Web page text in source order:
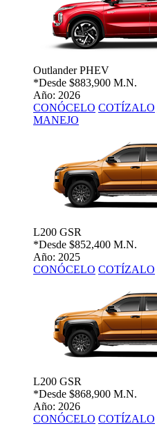
Outlander PHEV
*Desde $883,900 M.N.
Año: 2026
CONÓCELO COTÍZALO
MANEJO
L200 GSR
*Desde $852,400 M.N.
Año: 2025
CONÓCELO COTÍZALO
L200 GSR
*Desde $868,900 M.N.
Año: 2026
CONÓCELO COTÍZALO